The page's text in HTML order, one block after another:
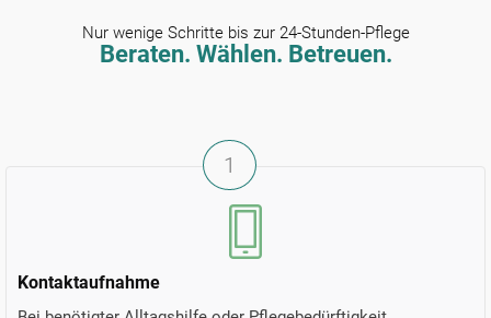
Nur wenige Schritte bis zur 24-Stunden-Pflege
Beraten. Wählen. Betreuen.
Kontaktaufnahme
1